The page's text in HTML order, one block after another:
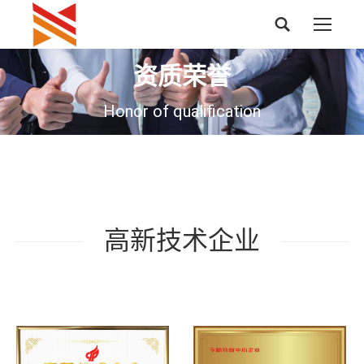
搜
索：
资质荣誉
Honor of qualification
高新技术企业